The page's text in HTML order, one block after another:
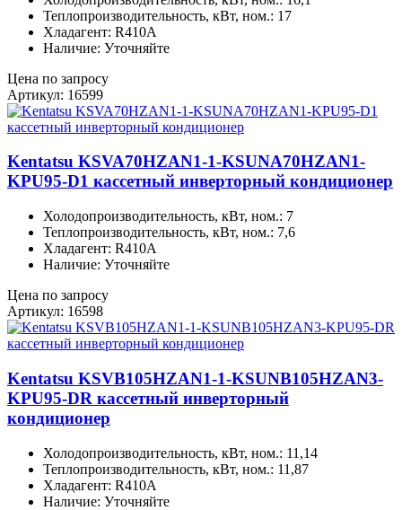
Теплопроизводительность, кВт, ном.: 17
Хладагент: R410A
Наличие: Уточняйте
Цена по запросу
Артикул: 16599
Kentatsu KSVA70HZAN1-1-KSUNA70HZAN1-
KPU95-D1 кассетный инверторный кондиционер
Холодопроизводительность, кВт, ном.: 7
Теплопроизводительность, кВт, ном.: 7,6
Хладагент: R410A
Наличие: Уточняйте
Цена по запросу
Артикул: 16598
Kentatsu KSVB105HZAN1-1-KSUNB105HZAN3-
KPU95-DR кассетный инверторный
кондиционер
Холодопроизводительность, кВт, ном.: 11,14
Теплопроизводительность, кВт, ном.: 11,87
Хладагент: R410A
Наличие: Уточняйте